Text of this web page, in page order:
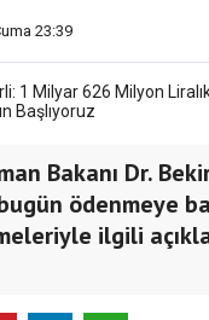
23:39
Bakanı Dr.
ödenmeye
ilgili